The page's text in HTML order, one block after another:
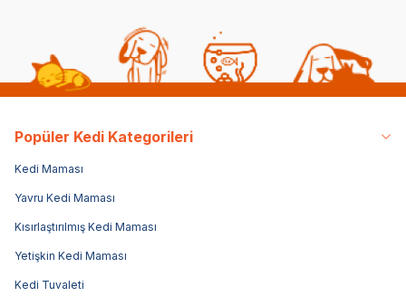
Popüler Kedi Kategorileri
Kedi Maması
Yavru Kedi Maması
Kısırlaştırılmış Kedi Maması
Yetişkin Kedi Maması
Kedi Tuvaleti